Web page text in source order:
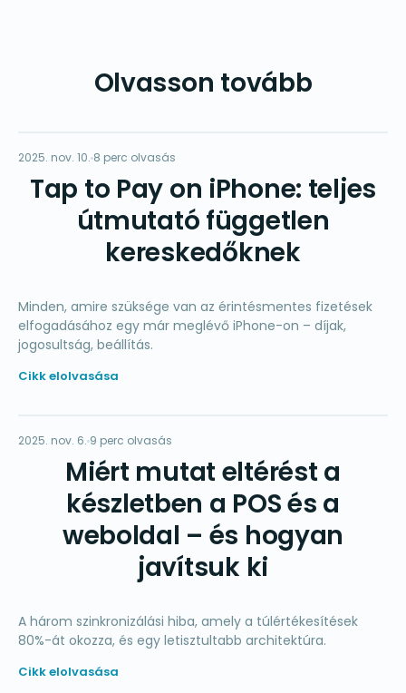
Olvasson tovább
FIZETÉSEK
TP
2025. nov. 10. 8 perc olvasás
Tap to Pay on iPhone: teljes
útmutató független
kereskedőknek
Minden, amire szüksége van az érintésmentes fizetések
elfogadásához egy már meglévő iPhone-on – díjak,
jogosultság, beállítás.
Cikk elolvasása
KÉSZLET
IS
2025. nov. 6. 9 perc olvasás
Miért mutat eltérést a
készletben a POS és a
weboldal – és hogyan
javítsuk ki
A három szinkronizálási hiba, amely a túlértékesítések
80%-át okozza, és egy letisztultabb architektúra.
Cikk elolvasása